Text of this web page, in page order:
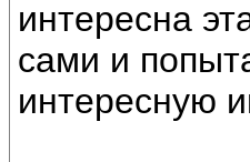
интересна
сами и
интересную